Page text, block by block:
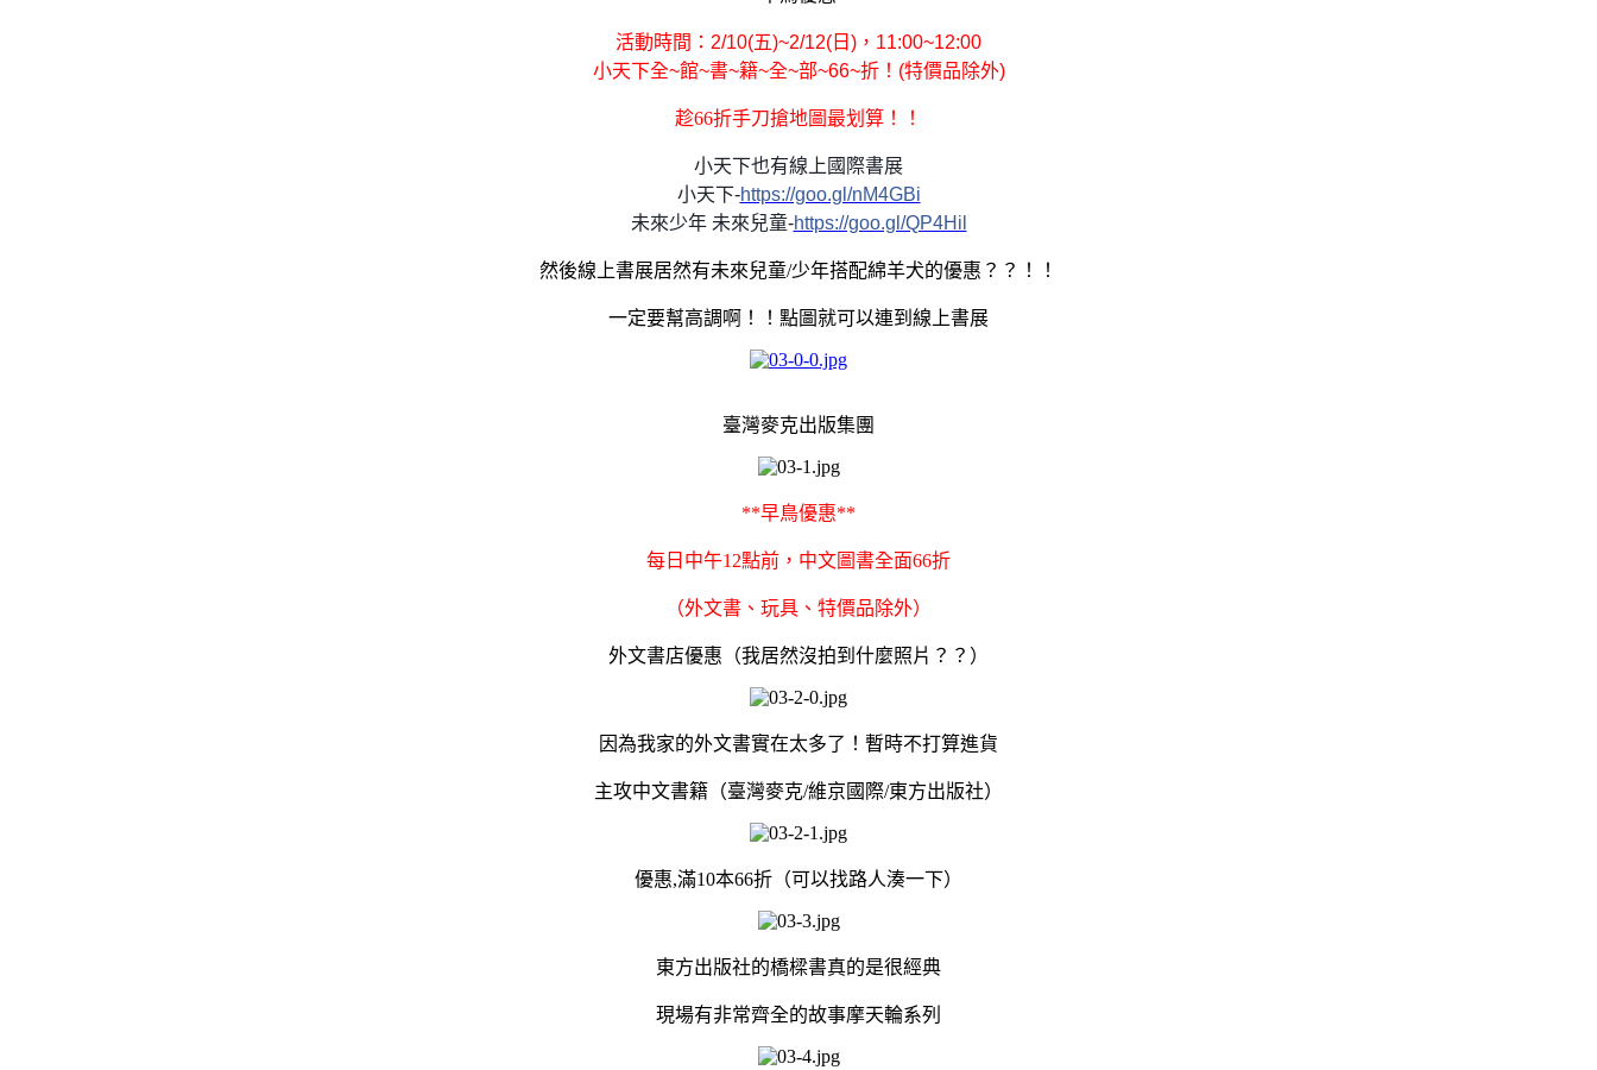
活動時間： 2/10(五)~2/12( 日 ) ， 11:00~12:00
小天下全~館~書~籍~全~部~66~折！ (特價品除外)
趁66折手刀搶地圖最划算！！
小天下也有線上國際書展
小天下-https://goo.gl/nM4GBi
未來少年 未來兒童-https://goo.gl/QP4Hil
然後線上書展居然有未來兒童/少年搭配綿羊犬的優惠？？！！
一定要幫高調啊！！點圖就可以連到線上書展
臺灣麥克出版集團
**早鳥優惠**
每日中午12點前，中文圖書全面66折
（外文書、玩具、特價品除外）
外文書店優惠（我居然沒拍到什麼照片？？）
因為我家的外文書實在太多了！暫時不打算進貨
主攻中文書籍（臺灣麥克/維京國際/東方出版社）
優惠,滿10本66折（可以找路人湊一下）
東方出版社的橋樑書真的是很經典
現場有非常齊全的故事摩天輪系列